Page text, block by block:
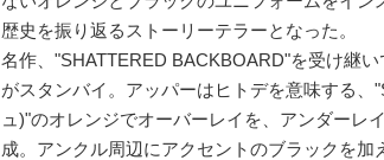
歴史を振り返るストーリーテラーとなった。
名作、"SHATTERED BACKBOARD"を受け継
がスタンバイ。アッパーはヒトデを意味する、
ュ)"のオレンジでオーバーレイを、アンダーレ
成。アンクル周辺にアクセントのブラックを加